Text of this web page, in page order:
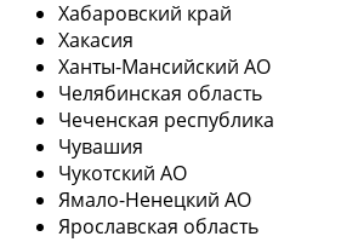
Хабаровский край
Хакасия
Ханты-Мансийский АО
Челябинская область
Чеченская республика
Чувашия
Чукотский АО
Ямало-Ненецкий АО
Ярославская область